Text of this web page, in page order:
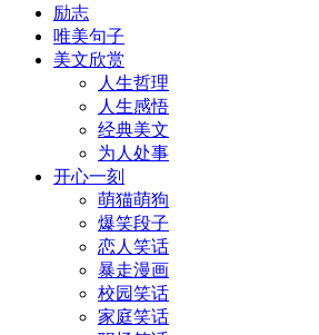
励志
唯美句子
美文欣赏
人生哲理
人生感悟
经典美文
为人处事
开心一刻
萌猫萌狗
爆笑段子
恋人笑话
暴走漫画
校园笑话
家庭笑话